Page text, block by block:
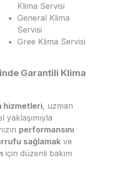
Klima Servisi
General Klima
Servisi
Gree Klima Servisi
Garantili Klima
hizmetleri, uzman
performansını
sağlamak ve
için düzenli bakım